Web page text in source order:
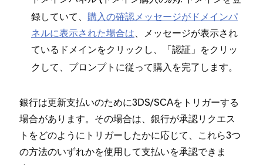
録していて⁠、 購入の確認メ⁠ッセ⁠ージがドメインパ
ネルに表示された場合は⁠、メ⁠ッセ⁠ージが表示され
ているドメインをクリ⁠ックし⁠、「⁠認証 ⁠」をクリ⁠ッ
クして⁠、プロンプトに従⁠って購入を完了します⁠。
銀行は更新支払いのために3DS/SCAをトリガ⁠ーする
場合があります⁠。その場合は⁠、銀行が承認リクエス
トをどのようにトリガ⁠ーしたかに応じて⁠、これら3つ
の方法のいずれかを使用して支払いを承認できま